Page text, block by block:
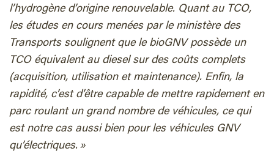
l’hydrogène d’origine renouvelable. Quant au TCO,
les études en cours menées par le ministère des
Transports soulignent que le bioGNV possède un
TCO équivalent au diesel sur des coûts complets
(acquisition, utilisation et maintenance). Enfin, la
rapidité, c’est d’être capable de mettre rapidement en
parc roulant un grand nombre de véhicules, ce qui
est notre cas aussi bien pour les véhicules GNV
qu’électriques. »